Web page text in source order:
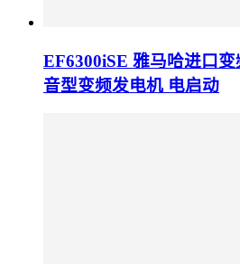
EF6300iSE 雅马哈进口
音型变频发电机 电启动